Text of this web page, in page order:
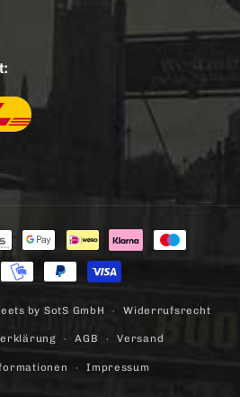
by SotS GmbH Widerrufsrecht
AGB Versand
Impressum